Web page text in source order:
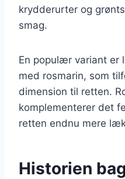
krydderurter og
smag.
En populær variant
med rosmarin, som
dimension til retten.
komplementerer det
retten endnu mere
Historien